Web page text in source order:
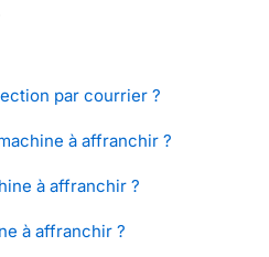
par courrier ?
à affranchir ?
à affranchir ?
à affranchir ?